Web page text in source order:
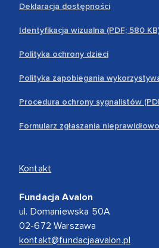
Deklaracja dostępności
Identyfikacja wizualna (PDF; 580
Polityka ochrony dzieci
Polityka zapobiegania
Procedura ochrony sygnalistów
Formularz zgłaszania
Kontakt
Fundacja Avalon
ul. Domaniewska 50A
02-672 Warszawa
kontakt@fundacjaavalon.pl